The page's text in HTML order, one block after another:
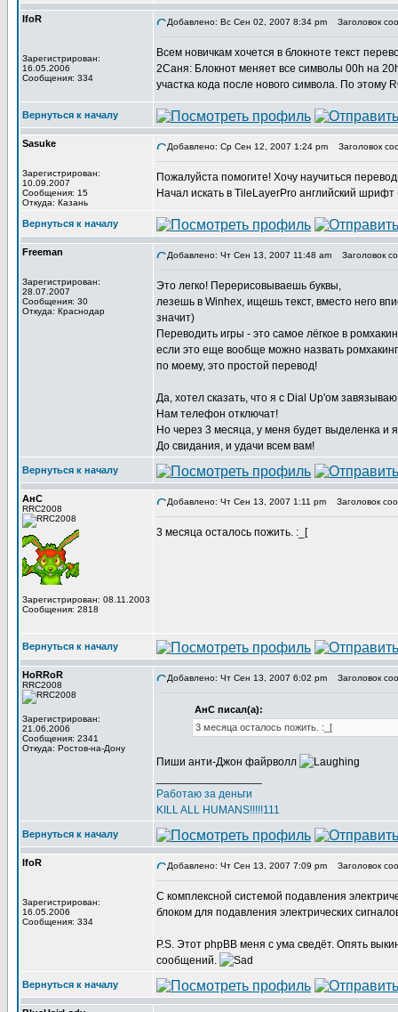
IfoR
Зарегистрирован:
16.05.2006
Сообщения: 334
Добавлено: Вс Сен 02, 2007 8:34 pm Заголовок
Всем новичкам хочется в блокноте текст
2Саня: Блокнот меняет все символы 00h на
участка кода после нового символа. По этому
Вернуться к началу
Sasuke
Зарегистрирован:
10.09.2007
Сообщения: 15
Откуда: Казань
Добавлено: Ср Сен 12, 2007 1:24 pm Заголовок
Пожалуйста помогите! Хочу научиться
Начал искать в TileLayerPro английский
Вернуться к началу
Freeman
Зарегистрирован:
28.07.2007
Сообщения: 30
Откуда: Краснодар
Добавлено: Чт Сен 13, 2007 11:48 am Заголовок
Это легко! Перерисовываешь буквы,
лезешь в Winhex, ищешь текст, вместо него
значит)
Переводить игры - это самое лёгкое в
если это еще вообще можно назвать
по моему, это простой перевод!
Да, хотел сказать, что я с Dial Up'ом
Нам телефон отключат!
Но через 3 месяца, у меня будет выделенка и
До свидания, и удачи всем вам!
Вернуться к началу
АнС
RRC2008
Зарегистрирован: 08.11.2003
Сообщения: 2818
Добавлено: Чт Сен 13, 2007 1:11 pm Заголовок
3 месяца осталось пожить. :_[
Вернуться к началу
HoRRoR
RRC2008
Зарегистрирован:
21.06.2006
Сообщения: 2341
Откуда: Ростов-на-Дону
Добавлено: Чт Сен 13, 2007 6:02 pm Заголовок
АнС писал(а):
3 месяца осталось пожить. :_[
Пиши анти-Джон файрволл
Работаю за деньги
KILL ALL HUMANS!!!!!111
Вернуться к началу
IfoR
Зарегистрирован:
16.05.2006
Сообщения: 334
Добавлено: Чт Сен 13, 2007 7:09 pm Заголовок
С комплексной системой подавления
блоком для подавления электрических
P.S. Этот phpBB меня с ума сведёт. Опять
сообщений.
Вернуться к началу